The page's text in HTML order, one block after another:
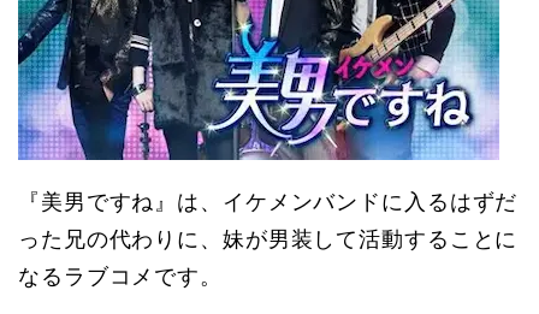
『美男ですね』は、イケメンバンドに入るはずだ
った兄の代わりに、妹が男装して活動することに
なるラブコメです。